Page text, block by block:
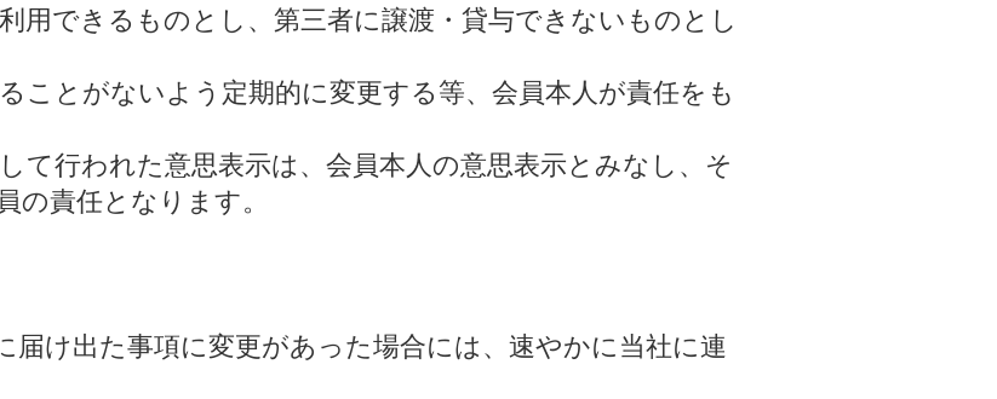
用できるものとし、第三者に譲渡・貸与できないものとし
ことがないよう定期的に変更する等、会員本人が責任をも
て行われた意思表示は、会員本人の意思表示とみなし、そ
の責任となります。
届け出た事項に変更があった場合には、速やかに当社に連